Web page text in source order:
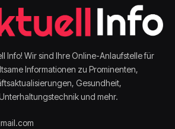
Info! Wir sind Ihre Online-Anlaufstelle für
Informationen zu Prominenten,
Gesundheit,
und mehr.